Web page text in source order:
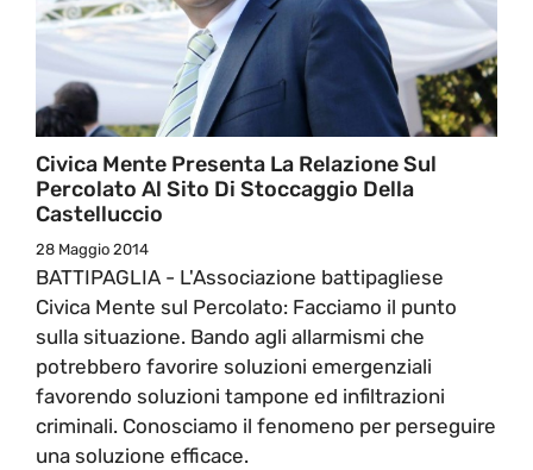
Civica Mente Presenta La Relazione Sul
Percolato Al Sito Di Stoccaggio Della
Castelluccio
28 Maggio 2014
BATTIPAGLIA - L'Associazione battipagliese
Civica Mente sul Percolato: Facciamo il punto
sulla situazione. Bando agli allarmismi che
potrebbero favorire soluzioni emergenziali
favorendo soluzioni tampone ed infiltrazioni
criminali. Conosciamo il fenomeno per perseguire
una soluzione efficace.